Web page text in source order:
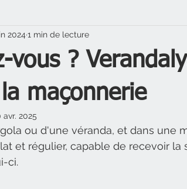
vous ?
maçonnerie
2024 1 min de lecture
avr. 2025
ou d'une véranda, et dans une
et régulier, capable de recevoir
ci.